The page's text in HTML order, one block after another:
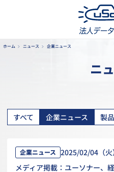
ホーム ニュース 企業ニュース
ニ
すべて 企業ニュース 製
企業ニュース 2025/02/04（火
メディア掲載：ユーソナー、